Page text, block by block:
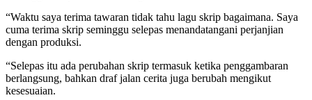
“Waktu saya terima tawaran tidak tahu lagu skrip bagaimana. Saya
cuma terima skrip seminggu selepas menandatangani perjanjian
dengan produksi.
“Selepas itu ada perubahan skrip termasuk ketika penggambaran
berlangsung, bahkan draf jalan cerita juga berubah mengikut
kesesuaian.